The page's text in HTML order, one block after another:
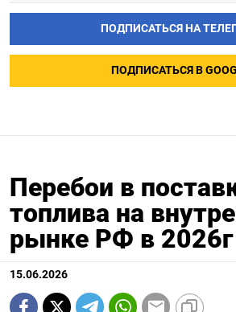
ПОДПИСАТЬСЯ НА
ПОДПИСАТЬСЯ В
Перебои в
топлива на
рынке РФ в 2026г
15.06.2026